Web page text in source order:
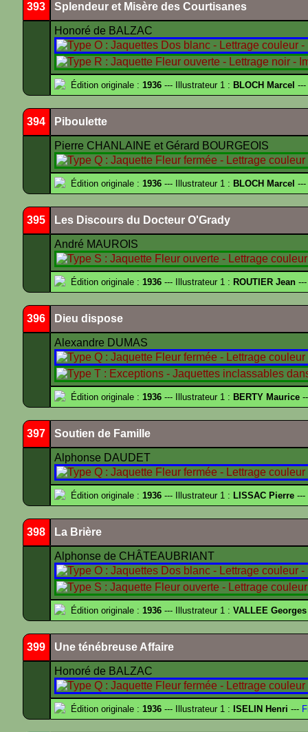
393 Splendeur et Misère des Courtisanes
Honoré de BALZAC
Édition originale : 1936 --- Illustrateur 1 : BLOCH Marcel ---
394 Piboulette
Pierre CHANLAINE et Gérard BOURGEOIS
Édition originale : 1936 --- Illustrateur 1 : BLOCH Marcel ---
395 Les Discours du Docteur O'Grady
André MAUROIS
Édition originale : 1936 --- Illustrateur 1 : ROUTIER Jean ---
396 Dieu dispose
Alexandre DUMAS
Édition originale : 1936 --- Illustrateur 1 : BERTY Maurice
397 Soutien de Famille
Alphonse DAUDET
Édition originale : 1936 --- Illustrateur 1 : LISSAC Pierre ---
398 La Brière
Alphonse de CHÂTEAUBRIANT
Édition originale : 1936 --- Illustrateur 1 : VALLEE Georges
399 Une ténébreuse Affaire
Honoré de BALZAC
Édition originale : 1936 --- Illustrateur 1 : ISELIN Henri ---